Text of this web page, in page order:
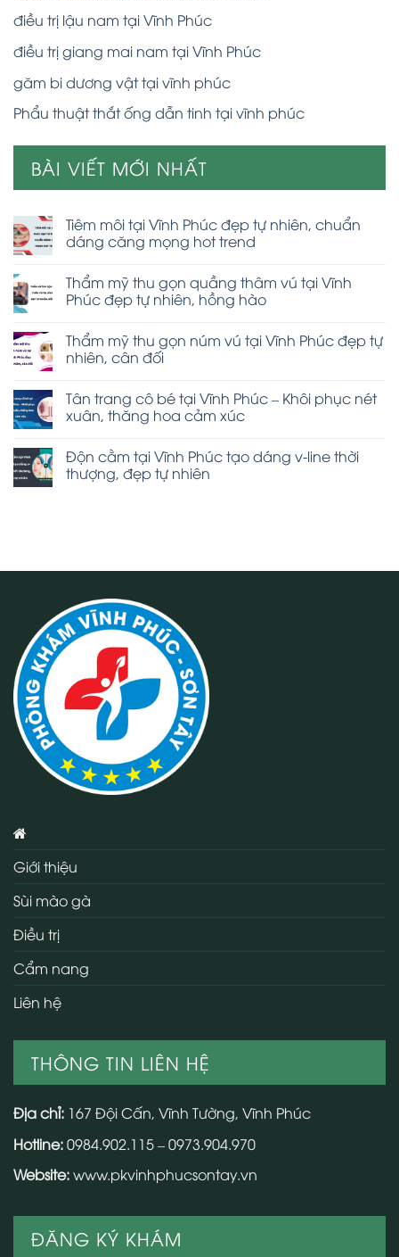
điều trị lậu nam tại Vĩnh Phúc
điều trị giang mai nam tại Vĩnh Phúc
găm bi dương vật tại vĩnh phúc
Phẩu thuật thắt ống dẫn tinh tại vĩnh phúc
BÀI VIẾT MỚI NHẤT
Tiêm môi tại Vĩnh Phúc đẹp tự nhiên, chuẩn
dáng căng mọng hot trend
Thẩm mỹ thu gọn quầng thâm vú tại Vĩnh
Phúc đẹp tự nhiên, hồng hào
Thẩm mỹ thu gọn núm vú tại Vĩnh Phúc đẹp tự
nhiên, cân đối
Tân trang cô bé tại Vĩnh Phúc – Khôi phục nét
xuân, thăng hoa cảm xúc
Độn cằm tại Vĩnh Phúc tạo dáng v-line thời
thượng, đẹp tự nhiên
Giới thiệu
Sùi mào gà
Điều trị
Cẩm nang
Liên hệ
THÔNG TIN LIÊN HỆ
Địa chỉ: 167 Đội Cấn, Vĩnh Tường, Vĩnh Phúc
Hotline:0984.902.115 – 0973.904.970
Website:www.pkvinhphucsontay.vn
ĐĂNG KÝ KHÁM